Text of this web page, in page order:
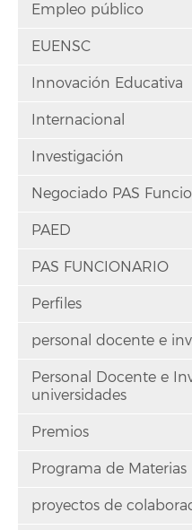
Empleo público
EUENSC
Innovación Educativa
Internacional
Investigación
Negociado PAS
PAED
PAS FUNCIONARIO
Perfiles
personal docente e
Personal Docente e
universidades
Premios
Programa de Materias
proyectos de